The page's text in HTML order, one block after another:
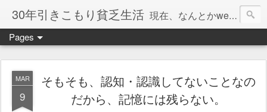
30年引きこもり貧乏生活 現在、なんとかweb系の仕事で食べています。このブログで扱う問題は「この世とはなにか」「人生とはなにか」「人間とはなにか」「強迫神経症の原因と解決法」「うつ病の原因と寄り添う方法」「家族の問題」などについてです。
Pages
MAR
9
そもそも、認知・認識してないことなの
だから、記憶には残らない。